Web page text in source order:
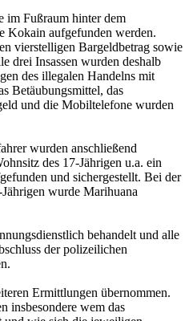
im Fußraum hinter dem
Kokain aufgefunden werden.
vierstelligen Bargeldbetrag sowie
drei Insassen wurden deshalb
des illegalen Handelns mit
Betäubungsmittel, das
und die Mobiltelefone wurden
wurden anschließend
des 17-Jährigen u.a. ein
und sichergestellt. Bei der
wurde Marihuana
behandelt und alle
der polizeilichen
Ermittlungen übernommen.
insbesondere wem das